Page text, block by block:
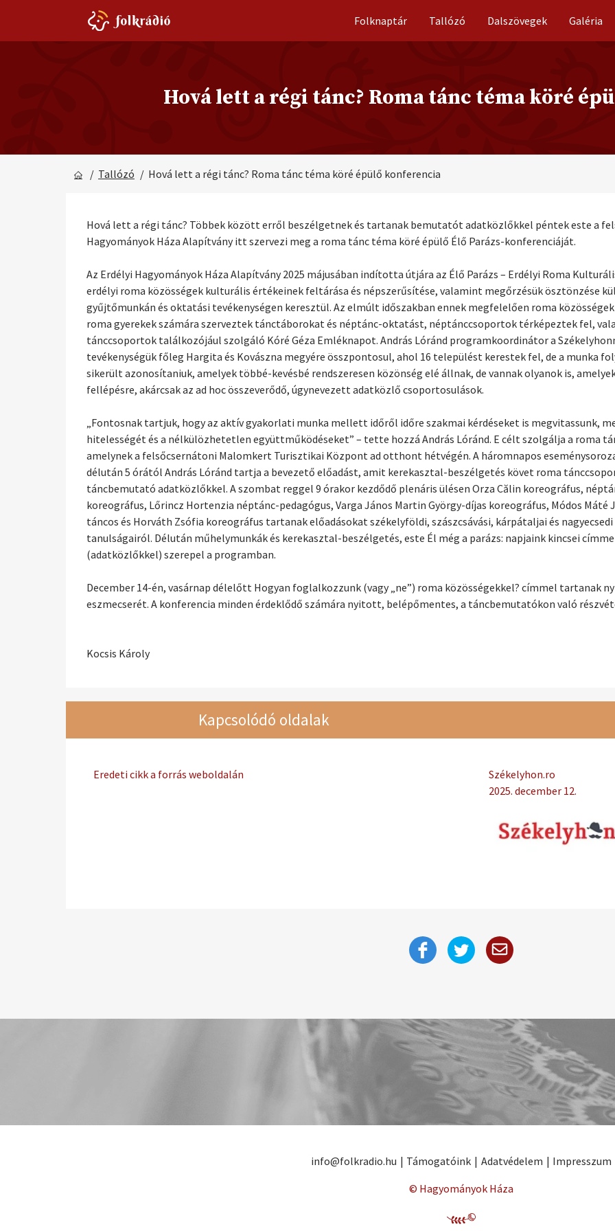
Folknaptár Tallózó Dalszövegek Galéria
Hová lett a régi tánc? Roma tánc téma köré
/ Tallózó / Hová lett a régi tánc? Roma tánc téma köré épülő konferencia
Hová lett a régi tánc? Többek között erről beszélgetnek és tartanak bemutatót adatközlőkkel péntek este a
Hagyományok Háza Alapítvány itt szervezi meg a roma tánc téma köré épülő Élő Parázs-konferenciáját.
Az Erdélyi Hagyományok Háza Alapítvány 2025 májusában indította útjára az Élő Parázs – Erdélyi Roma
erdélyi roma közösségek kulturális értékeinek feltárása és népszerűsítése, valamint megőrzésük ösztönzése
gyűjtőmunkán és oktatási tevékenységen keresztül. Az elmúlt időszakban ennek megfelelően roma
roma gyerekek számára szerveztek tánctáborokat és néptánc-oktatást, néptánccsoportok térképeztek fel,
tánccsoportok találkozójául szolgáló Kóré Géza Emléknapot. András Lóránd programkoordinátor a
tevékenységük főleg Hargita és Kovászna megyére összpontosul, ahol 16 települést kerestek fel, de a munka
sikerült azonosítaniuk, amelyek többé-kevésbé rendszeresen közönség elé állnak, de vannak olyanok is,
fellépésre, akárcsak az ad hoc összeverődő, úgynevezett adatközlő csoportosulások.
„Fontosnak tartjuk, hogy az aktív gyakorlati munka mellett időről időre szakmai kérdéseket is megvitassunk,
hitelességét és a nélkülözhetetlen együttműködéseket” – tette hozzá András Lóránd. E célt szolgálja a roma
amelynek a felsőcsernátoni Malomkert Turisztikai Központ ad otthont hétvégén. A háromnapos
délután 5 órától András Lóránd tartja a bevezető előadást, amit kerekasztal-beszélgetés követ roma
táncbemutató adatközlőkkel. A szombat reggel 9 órakor kezdődő plenáris ülésen Orza Călin koreográfus,
koreográfus, Lőrincz Hortenzia néptánc-pedagógus, Varga János Martin György-díjas koreográfus, Módos Máté
táncos és Horváth Zsófia koreográfus tartanak előadásokat székelyföldi, szászcsávási, kárpátaljai és
tanulságairól. Délután műhelymunkák és kerekasztal-beszélgetés, este Él még a parázs: napjaink kincsei
(adatközlőkkel) szerepel a programban.
December 14-én, vasárnap délelőtt Hogyan foglalkozzunk (vagy „ne”) roma közösségekkel? címmel tartanak
eszmecserét. A konferencia minden érdeklődő számára nyitott, belépőmentes, a táncbemutatókon való
Kocsis Károly
Kapcsolódó oldalak
Eredeti cikk a forrás weboldalán
Székelyhon.ro
2025. december 12.
info@folkradio.hu | Támogatóink | Adatvédelem | Impresszum
© Hagyományok Háza